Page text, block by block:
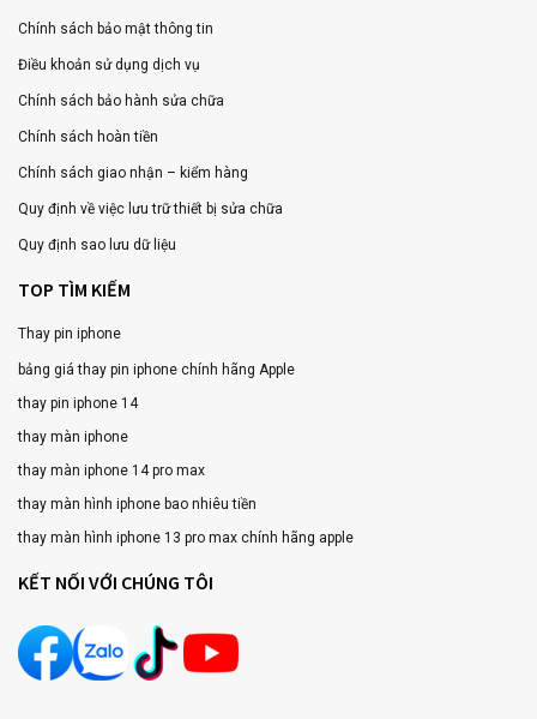
Chính sách bảo mật thông tin
Điều khoản sử dụng dịch vụ
Chính sách bảo hành sửa chữa
Chính sách hoàn tiền
Chính sách giao nhận – kiểm hàng
Quy định về việc lưu trữ thiết bị sửa chữa
Quy định sao lưu dữ liệu
TOP TÌM KIẾM
Thay pin iphone
bảng giá thay pin iphone chính hãng Apple
thay pin iphone 14
thay màn iphone
thay màn iphone 14 pro max
thay màn hình iphone bao nhiêu tiền
thay màn hình iphone 13 pro max chính hãng apple
KẾT NỐI VỚI CHÚNG TÔI